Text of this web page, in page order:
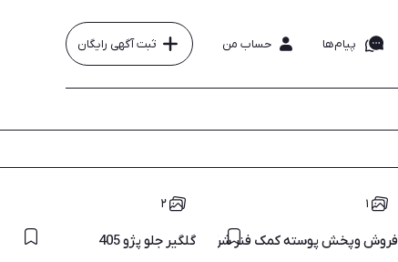
پیام‌ها حساب من ثبت آگهی رایگان
۱
فروش وپخش پوسته کمک فنر شرکتی
۲
گلگیر جلو پژو 405